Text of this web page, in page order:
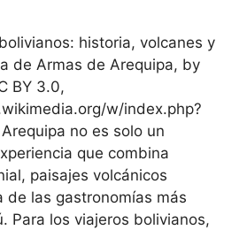
historia, volcanes y
de Armas de Arequipa, by
BY 3.0,
w/index.php?
no es solo un
que combina
paisajes volcánicos
de las gastronomías más
Para los viajeros bolivianos,